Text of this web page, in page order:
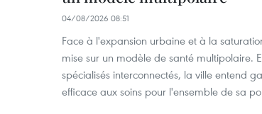
04/08/2026 08:51
Face à l'expansion urbaine et à la
mise sur un modèle de santé multipolaire.
spécialisés interconnectés, la ville entend
efficace aux soins pour l'ensemble de sa